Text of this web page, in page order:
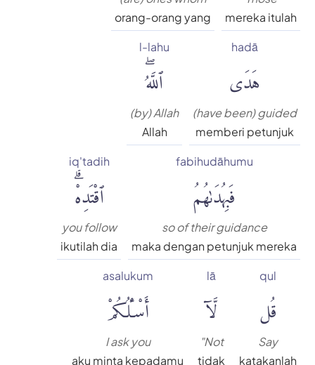
mereka itulah
orang-orang yang
hadā
هَدَى
(have been) guided
memberi petunjuk
l-lahu
ٱللَّهُۖ
(by) Allah
Allah
fabihudāhumu
فَبِهُدَىٰهُمُ
so of their guidance
maka dengan petunjuk mereka
iq'tadih
ٱقْتَدِهْۗ
you follow
ikutilah dia
qul
قُل
Say
katakanlah
lā
لَّآ
"Not
tidak
asalukum
أَسْـَٔلُكُمْ
I ask you
aku minta kepadamu